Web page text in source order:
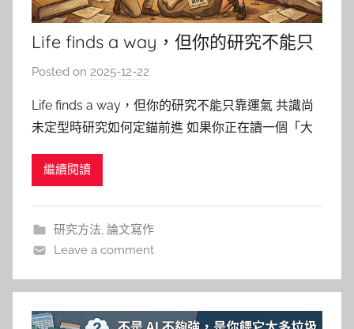
Life finds a way，但你的研究不能只
靠運氣
Posted on 2025-12-22
柯
文
Life finds a way，但你的研究不能只靠運氣 共識尚
未定型時研究如何定錨前進 如果你正在讀一個「大
就有一種熟悉的不安感： 資料很多、論文很多、共
能不是
繼續閱讀
研究方法, 論文寫作
Leave a comment